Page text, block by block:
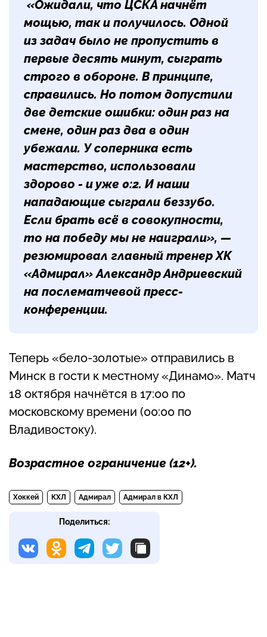
«Ожидали, что ЦСКА начнёт
мощью, так и получилось. Одной
из задач было не пропустить в
первые десять минут, сыграть
строго в обороне. В принципе,
справились. Но потом допустили
две детские ошибки: один раз на
смене, один раз два в один
убежали. У соперника есть
мастерство, использовали
здорово - и уже 0:2. И наши
нападающие сыграли беззубо.
Если брать всё в совокупности,
то на победу мы не наиграли», —
резюмировал главный тренер ХК
«Адмирал»Александр Андриевский
на послематчевой пресс-
конференции.
Теперь «бело-золотые» отправились в
Минск в гости к местному «Динамо». Матч
18 октября начнётся в 17:00 по
московскому времени (00:00 по
Владивостоку).
Возрастное ограничение (12+).
Хоккей КХЛ Адмирал Адмирал в КХЛ
Поделиться: